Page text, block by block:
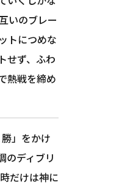
いのブレー
トにつめな
せず、ふわ
熱戦を締め
」をかけ
のディブリ
だけは神に